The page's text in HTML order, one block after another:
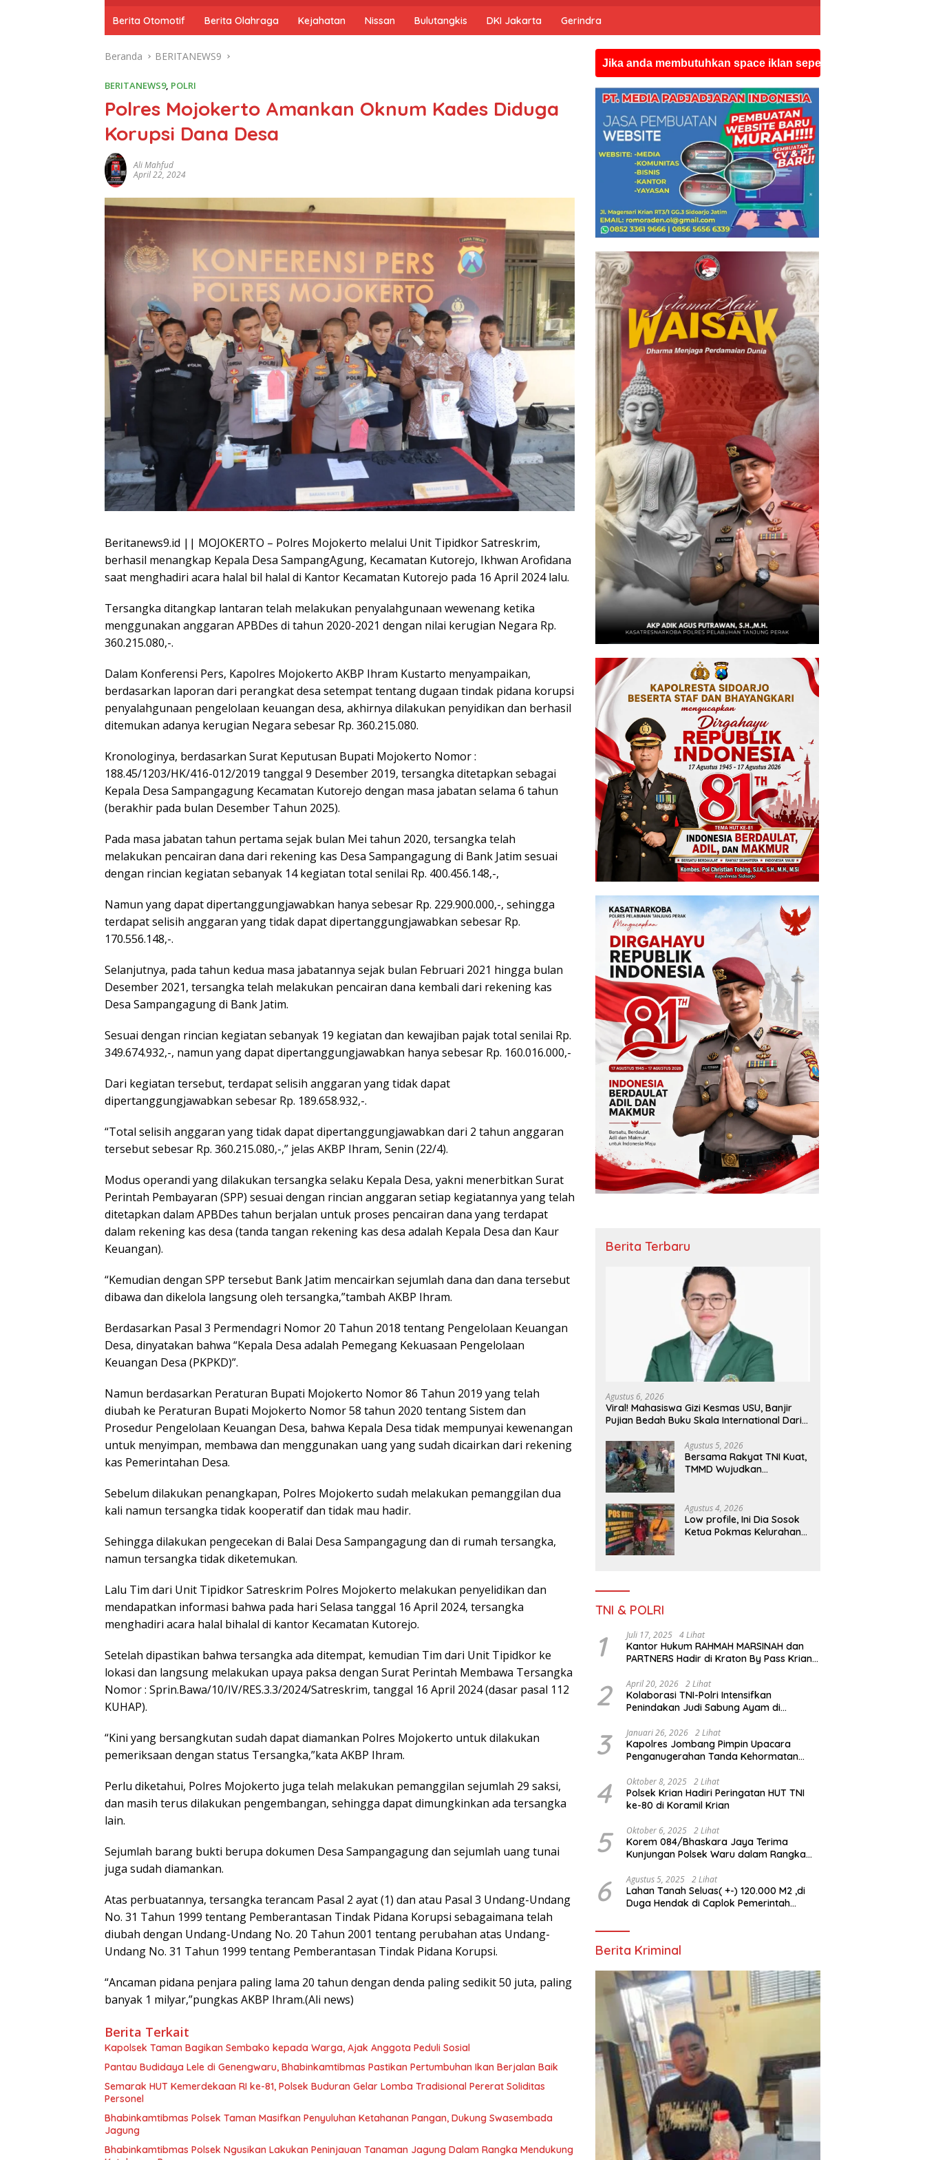
m
e
Berita Otomotif Berita Olahraga Kejahatan Nissan Bulutangkis DKI Jakarta Gerindra
Beranda BERITANEWS9
BERITANEWS9, POLRI
Polres Mojokerto Amankan Oknum Kades Diduga
Korupsi Dana Desa
Ali Mahfud
April 22, 2024
Beritanews9.id || MOJOKERTO – Polres Mojokerto melalui Unit Tipidkor Satreskrim,
berhasil menangkap Kepala Desa SampangAgung, Kecamatan Kutorejo, Ikhwan Arofidana
saat menghadiri acara halal bil halal di Kantor Kecamatan Kutorejo pada 16 April 2024 lalu.
Tersangka ditangkap lantaran telah melakukan penyalahgunaan wewenang ketika
menggunakan anggaran APBDes di tahun 2020-2021 dengan nilai kerugian Negara Rp.
360.215.080,-.
Dalam Konferensi Pers, Kapolres Mojokerto AKBP Ihram Kustarto menyampaikan,
berdasarkan laporan dari perangkat desa setempat tentang dugaan tindak pidana korupsi
penyalahgunaan pengelolaan keuangan desa, akhirnya dilakukan penyidikan dan berhasil
ditemukan adanya kerugian Negara sebesar Rp. 360.215.080.
Kronologinya, berdasarkan Surat Keputusan Bupati Mojokerto Nomor :
188.45/1203/HK/416-012/2019 tanggal 9 Desember 2019, tersangka ditetapkan sebagai
Kepala Desa Sampangagung Kecamatan Kutorejo dengan masa jabatan selama 6 tahun
(berakhir pada bulan Desember Tahun 2025).
Pada masa jabatan tahun pertama sejak bulan Mei tahun 2020, tersangka telah
melakukan pencairan dana dari rekening kas Desa Sampangagung di Bank Jatim sesuai
dengan rincian kegiatan sebanyak 14 kegiatan total senilai Rp. 400.456.148,-,
Namun yang dapat dipertanggungjawabkan hanya sebesar Rp. 229.900.000,-, sehingga
terdapat selisih anggaran yang tidak dapat dipertanggungjawabkan sebesar Rp.
170.556.148,-.
Selanjutnya, pada tahun kedua masa jabatannya sejak bulan Februari 2021 hingga bulan
Desember 2021, tersangka telah melakukan pencairan dana kembali dari rekening kas
Desa Sampangagung di Bank Jatim.
Sesuai dengan rincian kegiatan sebanyak 19 kegiatan dan kewajiban pajak total senilai Rp.
349.674.932,-, namun yang dapat dipertanggungjawabkan hanya sebesar Rp. 160.016.000,-
Dari kegiatan tersebut, terdapat selisih anggaran yang tidak dapat
dipertanggungjawabkan sebesar Rp. 189.658.932,-.
“Total selisih anggaran yang tidak dapat dipertanggungjawabkan dari 2 tahun anggaran
tersebut sebesar Rp. 360.215.080,-,” jelas AKBP Ihram, Senin (22/4).
Modus operandi yang dilakukan tersangka selaku Kepala Desa, yakni menerbitkan Surat
Perintah Pembayaran (SPP) sesuai dengan rincian anggaran setiap kegiatannya yang telah
ditetapkan dalam APBDes tahun berjalan untuk proses pencairan dana yang terdapat
dalam rekening kas desa (tanda tangan rekening kas desa adalah Kepala Desa dan Kaur
Keuangan).
“Kemudian dengan SPP tersebut Bank Jatim mencairkan sejumlah dana dan dana tersebut
dibawa dan dikelola langsung oleh tersangka,”tambah AKBP Ihram.
Berdasarkan Pasal 3 Permendagri Nomor 20 Tahun 2018 tentang Pengelolaan Keuangan
Desa, dinyatakan bahwa “Kepala Desa adalah Pemegang Kekuasaan Pengelolaan
Keuangan Desa (PKPKD)”.
Namun berdasarkan Peraturan Bupati Mojokerto Nomor 86 Tahun 2019 yang telah
diubah ke Peraturan Bupati Mojokerto Nomor 58 tahun 2020 tentang Sistem dan
Prosedur Pengelolaan Keuangan Desa, bahwa Kepala Desa tidak mempunyai kewenangan
untuk menyimpan, membawa dan menggunakan uang yang sudah dicairkan dari rekening
kas Pemerintahan Desa.
Sebelum dilakukan penangkapan, Polres Mojokerto sudah melakukan pemanggilan dua
kali namun tersangka tidak kooperatif dan tidak mau hadir.
Sehingga dilakukan pengecekan di Balai Desa Sampangagung dan di rumah tersangka,
namun tersangka tidak diketemukan.
Lalu Tim dari Unit Tipidkor Satreskrim Polres Mojokerto melakukan penyelidikan dan
mendapatkan informasi bahwa pada hari Selasa tanggal 16 April 2024, tersangka
menghadiri acara halal bihalal di kantor Kecamatan Kutorejo.
Setelah dipastikan bahwa tersangka ada ditempat, kemudian Tim dari Unit Tipidkor ke
lokasi dan langsung melakukan upaya paksa dengan Surat Perintah Membawa Tersangka
Nomor : Sprin.Bawa/10/IV/RES.3.3/2024/Satreskrim, tanggal 16 April 2024 (dasar pasal 112
KUHAP).
“Kini yang bersangkutan sudah dapat diamankan Polres Mojokerto untuk dilakukan
pemeriksaan dengan status Tersangka,”kata AKBP Ihram.
Perlu diketahui, Polres Mojokerto juga telah melakukan pemanggilan sejumlah 29 saksi,
dan masih terus dilakukan pengembangan, sehingga dapat dimungkinkan ada tersangka
lain.
Sejumlah barang bukti berupa dokumen Desa Sampangagung dan sejumlah uang tunai
juga sudah diamankan.
Atas perbuatannya, tersangka terancam Pasal 2 ayat (1) dan atau Pasal 3 Undang-Undang
No. 31 Tahun 1999 tentang Pemberantasan Tindak Pidana Korupsi sebagaimana telah
diubah dengan Undang-Undang No. 20 Tahun 2001 tentang perubahan atas Undang-
Undang No. 31 Tahun 1999 tentang Pemberantasan Tindak Pidana Korupsi.
“Ancaman pidana penjara paling lama 20 tahun dengan denda paling sedikit 50 juta, paling
banyak 1 milyar,”pungkas AKBP Ihram.(Ali news)
Berita Terkait
Kapolsek Taman Bagikan Sembako kepada Warga, Ajak Anggota Peduli Sosial
Pantau Budidaya Lele di Genengwaru, Bhabinkamtibmas Pastikan Pertumbuhan Ikan Berjalan Baik
Semarak HUT Kemerdekaan RI ke-81, Polsek Buduran Gelar Lomba Tradisional Pererat Soliditas
Personel
Bhabinkamtibmas Polsek Taman Masifkan Penyuluhan Ketahanan Pangan, Dukung Swasembada
Jagung
Bhabinkamtibmas Polsek Ngusikan Lakukan Peninjauan Tanaman Jagung Dalam Rangka Mendukung
Jika anda membutuhkan space iklan seperti ini silahkan hubungi
Berita Terbaru
Agustus 6, 2026
Viral! Mahasiswa Gizi Kesmas USU, Banjir
Pujian Bedah Buku Skala International Dari
Agustus 5, 2026
Bersama Rakyat TNI Kuat,
TMMD Wujudkan
Ketahanan Nasional di
Daerah.
Agustus 4, 2026
Low profile, Ini Dia Sosok
Ketua Pokmas Kelurahan
TNI & POLRI
1 Juli 17, 2025 4 Lihat
Kantor Hukum RAHMAH MARSINAH dan
PARTNERS Hadir di Kraton By Pass Krian
2 April 20, 2026 2 Lihat
Kolaborasi TNI-Polri Intensifkan
Penindakan Judi Sabung Ayam di
3 Januari 26, 2026 2 Lihat
Kapolres Jombang Pimpin Upacara
Penganugerahan Tanda Kehormatan
Polri
4 Oktober 8, 2025 2 Lihat
Polsek Krian Hadiri Peringatan HUT TNI
ke-80 di Koramil Krian
5 Oktober 6, 2025 2 Lihat
Korem 084/Bhaskara Jaya Terima
Kunjungan Polsek Waru dalam Rangka
6 Agustus 5, 2025 2 Lihat
Lahan Tanah Seluas( +-) 120.000 M2 ,di
Duga Hendak di Caplok Pemerintah
Berita Kriminal